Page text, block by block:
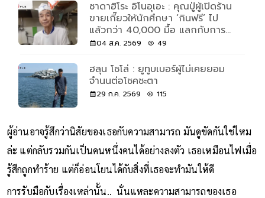
ซาดาฮิโระ อิโนอุเอะ : คุณปู่ผู้เปิดร้าน
ขายเกี๊ยวให้นักศึกษา ‘กินฟรี’ ไป
แล้วกว่า 40,000 มื้อ แลกกับการ
ช่วยล้างจาน 30 นาที
04 ส.ค. 2569 49
ฮลุน โซโล่ : ยูทูบเบอร์ผู้ไม่เคยยอม
จำนนต่อโชคชะตา
29 ก.ค. 2569 115
ผู้อ่านอาจรู้สึกว่านิสัยของเธอกับความสามารถ มันดูขัดกันใช่ไหม
ล่ะ แต่กลับรวมกันเป็นคนหนึ่งคนได้อย่างลงตัว เธอเหมือนไฟเมื่อ
รู้สึกถูกทำร้าย แต่ก็อ่อนโยนได้กับสิ่งที่เธอจะทำมันให้ดี
การรับมือกับเรื่องเหล่านั้น.. นั่นแหละความสามารถของเธอ